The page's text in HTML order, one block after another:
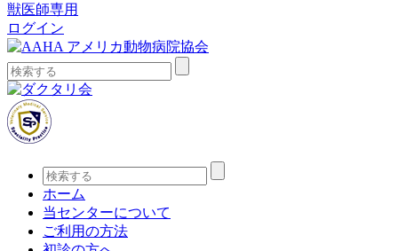
獣医師専用
ログイン
検
索:
検
索:
ホーム
当センターについて
ご利用の方法